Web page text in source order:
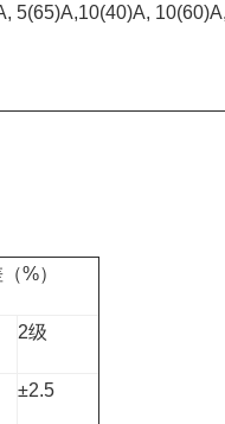
5(65)A,10(40)A,
%）
2级
±2.5